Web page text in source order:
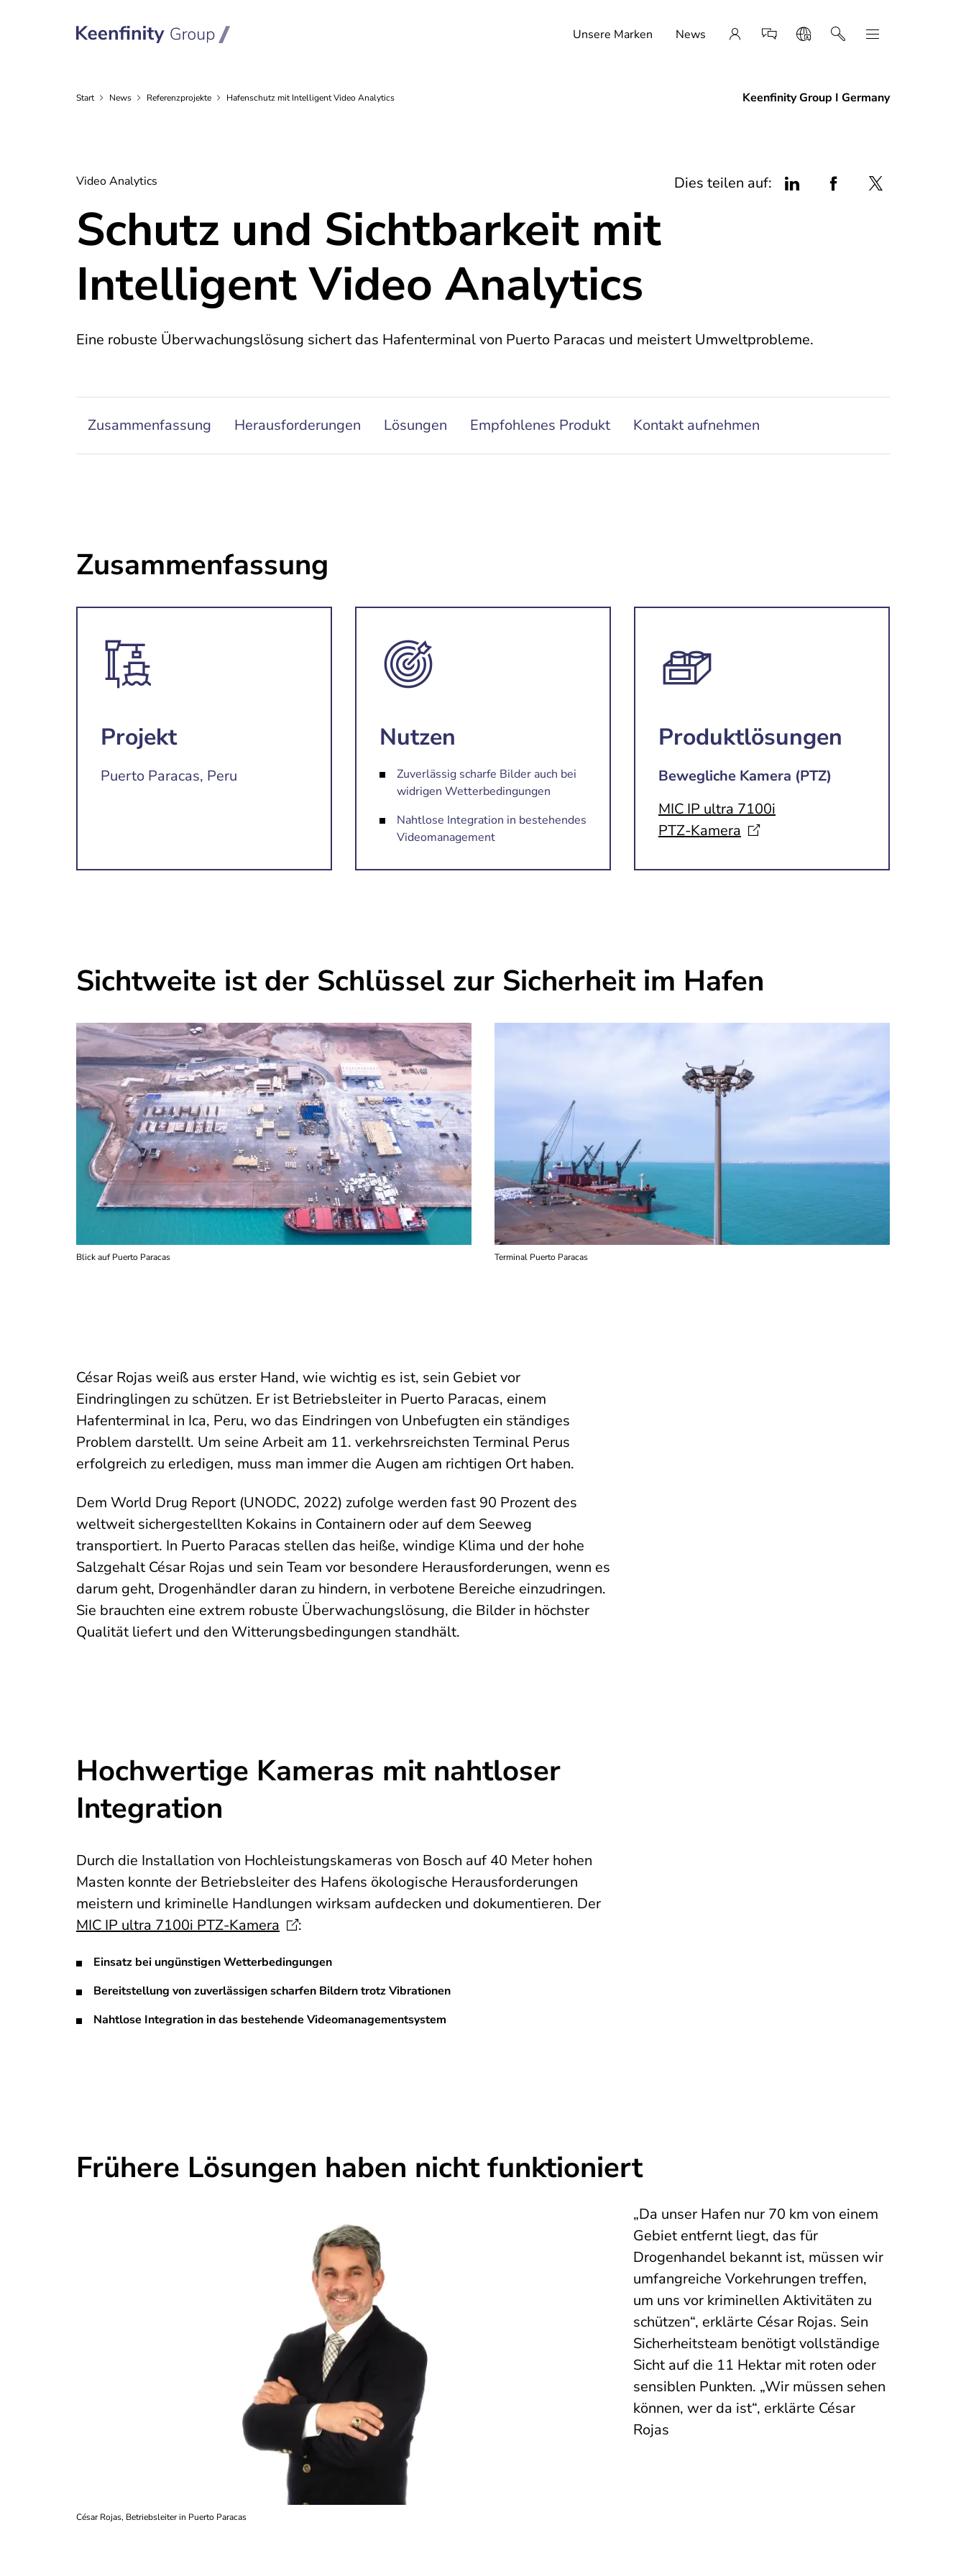
Unsere Marken News
Start News Referenzprojekte Hafenschutz mit Intelligent Video Analytics Keenfinity Group I Germany
Video Analytics Dies teilen auf:
Schutz und Sichtbarkeit mit
Intelligent Video Analytics
Eine robuste Überwachungslösung sichert das Hafenterminal von Puerto Paracas und meistert Umweltprobleme.
Zusammenfassung Herausforderungen Lösungen Empfohlenes Produkt Kontakt aufnehmen
Zusammenfassung
Projekt
Puerto Paracas, Peru
Nutzen
Zuverlässig scharfe Bilder auch bei
widrigen Wetterbedingungen
Nahtlose Integration in bestehendes
Videomanagement
Produktlösungen
Bewegliche Kamera (PTZ)
MIC IP ultra 7100i
PTZ-Kamera
Sichtweite ist der Schlüssel zur Sicherheit im Hafen
Blick auf Puerto Paracas Terminal Puerto Paracas
César Rojas weiß aus erster Hand, wie wichtig es ist, sein Gebiet vor
Eindringlingen zu schützen. Er ist Betriebsleiter in Puerto Paracas, einem
Hafenterminal in Ica, Peru, wo das Eindringen von Unbefugten ein ständiges
Problem darstellt. Um seine Arbeit am 11. verkehrsreichsten Terminal Perus
erfolgreich zu erledigen, muss man immer die Augen am richtigen Ort haben.
Dem World Drug Report (UNODC, 2022) zufolge werden fast 90 Prozent des
weltweit sichergestellten Kokains in Containern oder auf dem Seeweg
transportiert. In Puerto Paracas stellen das heiße, windige Klima und der hohe
Salzgehalt César Rojas und sein Team vor besondere Herausforderungen, wenn es
darum geht, Drogenhändler daran zu hindern, in verbotene Bereiche einzudringen.
Sie brauchten eine extrem robuste Überwachungslösung, die Bilder in höchster
Qualität liefert und den Witterungsbedingungen standhält.
Hochwertige Kameras mit nahtloser
Integration
Durch die Installation von Hochleistungskameras von Bosch auf 40 Meter hohen
Masten konnte der Betriebsleiter des Hafens ökologische Herausforderungen
meistern und kriminelle Handlungen wirksam aufdecken und dokumentieren. Der
MIC IP ultra 7100i PTZ-Kamera :
Einsatz bei ungünstigen Wetterbedingungen
Bereitstellung von zuverlässigen scharfen Bildern trotz Vibrationen
Nahtlose Integration in das bestehende Videomanagementsystem
Frühere Lösungen haben nicht funktioniert
César Rojas, Betriebsleiter in Puerto Paracas
„Da unser Hafen nur 70 km von einem
Gebiet entfernt liegt, das für
Drogenhandel bekannt ist, müssen wir
umfangreiche Vorkehrungen treffen,
um uns vor kriminellen Aktivitäten zu
schützen“, erklärte César Rojas. Sein
Sicherheitsteam benötigt vollständige
Sicht auf die 11 Hektar mit roten oder
sensiblen Punkten. „Wir müssen sehen
können, wer da ist“, erklärte César
Rojas